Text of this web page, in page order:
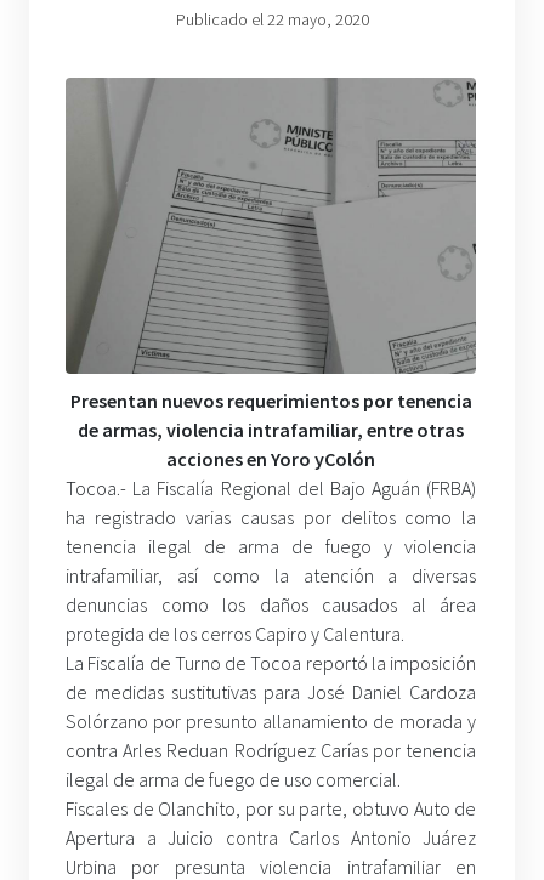
Publicado el 22 mayo, 2020
Presentan nuevos requerimientos por tenencia
de armas, violencia intrafamiliar, entre otras
acciones en Yoro yColón
Tocoa.- La Fiscalía Regional del Bajo Aguán (FRBA)
ha registrado varias causas por delitos como la
tenencia ilegal de arma de fuego y violencia
intrafamiliar, así como la atención a diversas
denuncias como los daños causados al área
protegida de los cerros Capiro y Calentura.
La Fiscalía de Turno de Tocoa reportó la imposición
de medidas sustitutivas para José Daniel Cardoza
Solórzano por presunto allanamiento de morada y
contra Arles Reduan Rodríguez Carías por tenencia
ilegal de arma de fuego de uso comercial.
Fiscales de Olanchito, por su parte, obtuvo Auto de
Apertura a Juicio contra Carlos Antonio Juárez
Urbina por presunta violencia intrafamiliar en